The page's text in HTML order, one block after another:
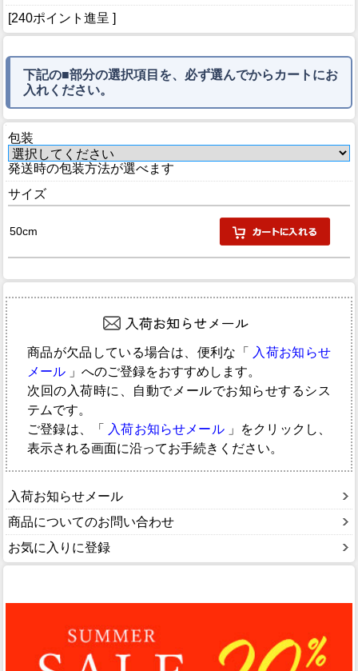
[240ポイント進呈 ]
下記の■部分の選択項目を、必ず選んでからカートにお
入れください。
包装
発送時の包装方法が選べます
サイズ
50cm
商品が欠品している場合は、便利な「
入荷お知らせ
メール 」へのご登録をおすすめします。
次回の入荷時に、自動でメールでお知らせするシス
テムです。
ご登録は、「
入荷お知らせメール 」をクリックし、
表示される画面に沿ってお手続きください。
入荷お知らせメール
商品についてのお問い合わせ
お気に入りに登録